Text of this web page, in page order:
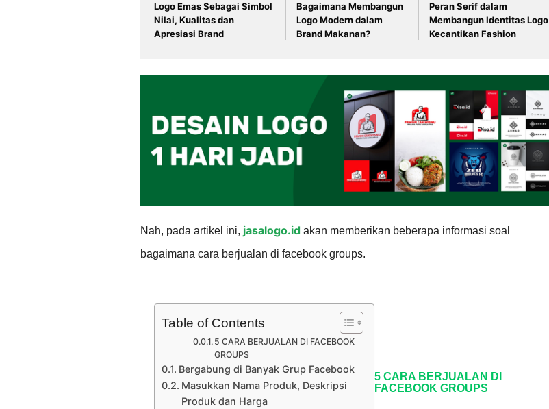
Logo Emas Sebagai Simbol
Nilai, Kualitas dan
Apresiasi Brand
Bagaimana Membangun
Logo Modern dalam
Brand Makanan?
Peran Serif dalam
Membangun Identitas Logo
Kecantikan Fashion
Nah, pada artikel ini, jasalogo.id akan memberikan beberapa informasi soal
bagaimana cara berjualan di facebook groups.
Table of Contents
5 CARA BERJUALAN DI FACEBOOK
GROUPS
Bergabung di Banyak Grup Facebook
Masukkan Nama Produk, Deskripsi
Produk dan Harga
5 CARA BERJUALAN DI
FACEBOOK GROUPS